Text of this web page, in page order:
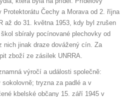
Čechy a Morava od 2. října
až do 31. května 1953, kdy byl zrušen
sbíraly pocínované plechovky od
nich jinak draze dovážený cín. Za
zboží ze zásilek UNRRA.
výročí a události společně:
tryzna za padlé a v
kbelské občany 15. září 1945 v